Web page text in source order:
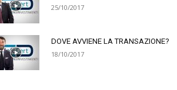
25/10/2017
DOVE AVVIENE LA TRANSAZIONE?
18/10/2017